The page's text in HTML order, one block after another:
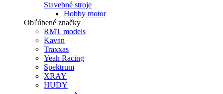
Stavebné stroje
Hobby motor
Obľúbené značky
RMT models
Kavan
Traxxas
Yeah Racing
Spektrum
XRAY
HUDY